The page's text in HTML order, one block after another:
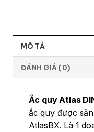
MÔ TẢ
ĐÁNH GIÁ (0)
Ắc quy Atlas
ắc quy được
AtlasBX. Là 1